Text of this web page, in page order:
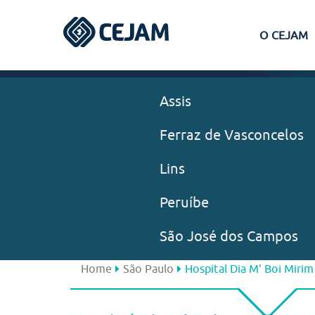
O CEJAM
Assis
Ferraz de Vasconcelos
Lins
Peruíbe
São José dos Campos
Home São Paulo Hospital Dia M' Boi Mirim